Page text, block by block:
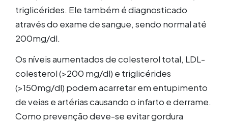
triglicérides. Ele também é diagnosticado
através do exame de sangue, sendo normal até
200mg/dl.
Os níveis aumentados de colesterol total, LDL-
colesterol (>200 mg/dl) e triglicérides
(>150mg/dl) podem acarretar em entupimento
de veias e artérias causando o infarto e derrame.
Como prevenção deve-se evitar gordura